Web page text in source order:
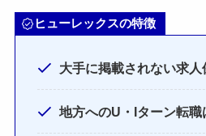
ヒューレックスの特徴
大手に掲載されない求
地方へのU・Iターン転